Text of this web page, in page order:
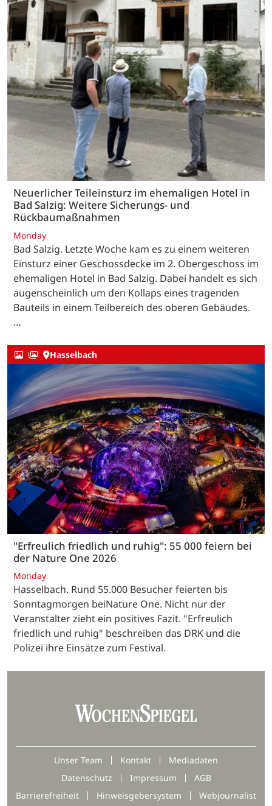
Neuerlicher Teileinsturz im ehemaligen Hotel in
Bad Salzig: Weitere Sicherungs- und
Rückbaumaßnahmen
Monday
Bad Salzig. Letzte Woche kam es zu einem weiteren
Einsturz einer Geschossdecke im 2. Obergeschoss im
ehemaligen Hotel in Bad Salzig. Dabei handelt es sich
augenscheinlich um den Kollaps eines tragenden
Bauteils in einem Teilbereich des oberen Gebäudes.
…
Hasselbach
"Erfreulich friedlich und ruhig": 55 000 feiern bei
der Nature One 2026
Monday
Hasselbach. Rund 55.000 Besucher feierten bis
Sonntagmorgen beiNature One. Nicht nur der
Veranstalter zieht ein positives Fazit. "Erfreulich
friedlich und ruhig" beschreiben das DRK und die
Polizei ihre Einsätze zum Festival.
Unser Team Kontakt
Mediadaten
Datenschutz
Impressum
AGB
Barrierefreiheit
Hinweisgebersystem Webjournalist